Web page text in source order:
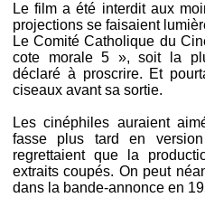
Le film a été interdit aux
projections se faisaient
Le Comité Catholique du
cote morale 5 », soit la
déclaré à proscrire. Et
ciseaux avant sa sortie.
Les cinéphiles auraient
fasse plus tard en
regrettaient que la
extraits coupés. On peut
dans la bande-annonce en